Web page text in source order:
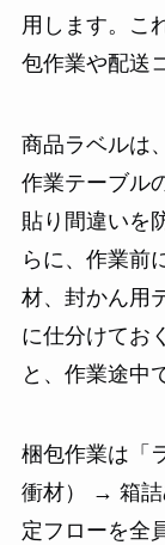
用します。こ
包作業や配送
商品ラベルは
作業テーブル
貼り間違いを
らに、作業前
材、封かん用
に仕分けてお
と、作業途中
梱包作業は「
衝材） → 箱詰
定フローを全